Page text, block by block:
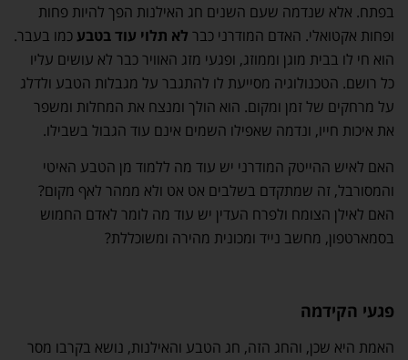
בפתח. אלא שנדמה שעם השנים חג האילנות הפך להיות פחות
ופחות אקטואלי. האדם המודרני כבר לא תלוי עוד בטבע כמו בעבר.
הוא חי לו בבית מוגן וממוזג, ופגעי מזג האוויר כבר לא עושים עליו
כל רושם. הטכנולוגיה מסייעת לו להתגבר על מגבלות הטבע ולדלג
על מרחקים של זמן ומקום. הוא הולך ומנצח את המחלות ומשפר
את איכות חייו, ונדמה שאפילו השמים אינם עוד הגבול בשבילו.
האם לאיש ההייטק המודרני יש עוד מה ללמוד מן הטבע האיטי
והמסורבל, זה שמתקדם בשלבים אט אט ולא ממהר לאף מקום?
האם לאילן הצומח ולפרח העדין יש עוד מה לומר לאדם החמוש
בסמארטפון, מחשב נייד ומכונית מהירה ומשוכללת?
פגעי הקידמה
האמת היא שכן, והחג הזה, חג הטבע והאילנות, נושא בקרבו מסר